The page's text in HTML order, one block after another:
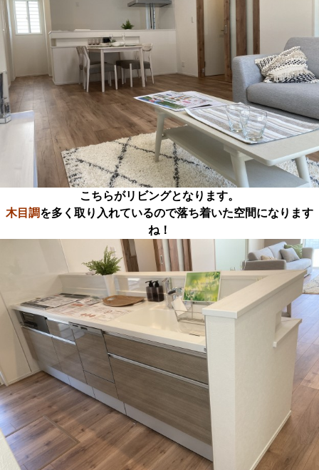
こちらがリビングとなります。
木目調を多く取り入れているので落ち着いた空間になります
ね！